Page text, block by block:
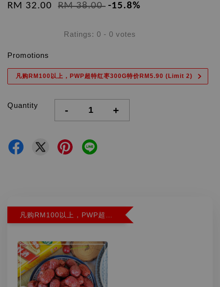
RM 32.00 RM 38.00 -15.8%
Ratings: 0 - 0 votes
Promotions
凡购RM100以上，PWP超特红枣300G特价RM5.90 (Limit 2)
Quantity - +